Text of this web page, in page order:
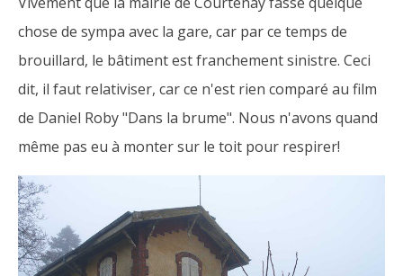
chose de sympa avec la gare, car par ce temps de
brouillard, le bâtiment est franchement sinistre. Ceci
dit, il faut relativiser, car ce n'est rien comparé au film
de Daniel Roby "Dans la brume". Nous n'avons quand
même pas eu à monter sur le toit pour respirer!